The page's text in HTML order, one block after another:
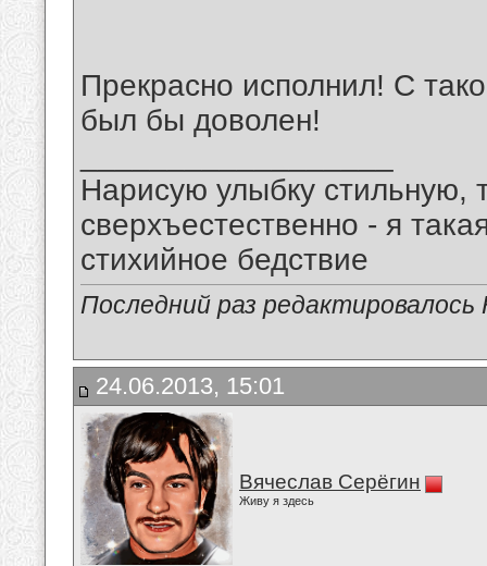
Прекрасно исполнил! С
был бы доволен!
Нарисую улыбку стильную,
сверхъестественно - я
стихийное бедствие
Последний раз
24.06.2013, 15:01
Вячеслав Серёгин
Живу я здесь